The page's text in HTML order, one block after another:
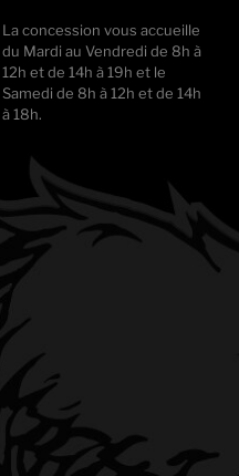
La concession vous accueille
du Mardi au Vendredi de 8h à
12h et de 14h à 19h et le
Samedi de 8h à 12h et de 14h
à 18h.